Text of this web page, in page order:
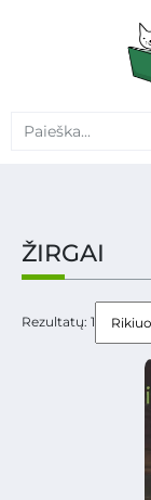
ŽIRGAI
Rezultatų: 1